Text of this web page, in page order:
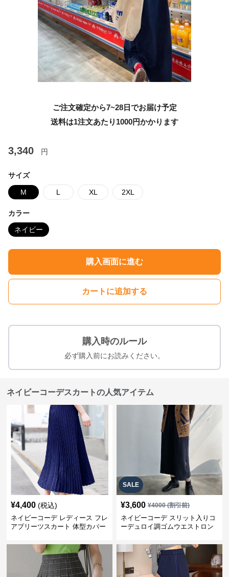
ご注文確定から7~28日でお届け予定
送料は1注文あたり 1000円かかります
3,340 円
サイズ
M L XL 2XL
カラー
ネイビー
購入画面に進む
カートに追加する
購入時のルール
必ず購入前にお読みください。
ネイビーコーデスカートの人気アイテム
¥4,400 (税込)
ネイビーコーデ レディース フレ
アプリーツスカート 体型カバー
ト
SALE
¥3,600 ¥4000(割引前)
ネイビーコーデ スリット入りコ
ーデュロイ調ゴムウエストロン